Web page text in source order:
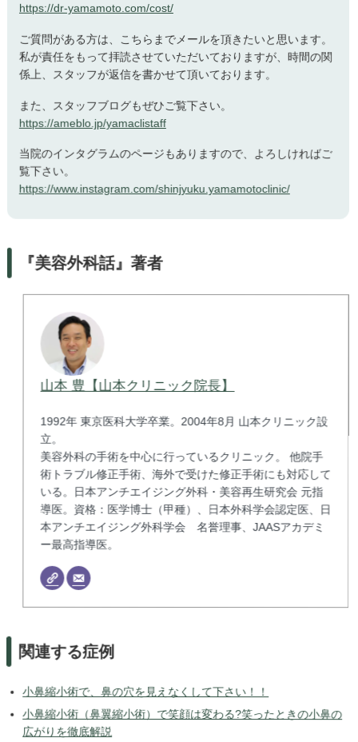
https://dr-yamamoto.com/cost/
ご質問がある方は、こちらまでメールを頂きたいと思います。
私が責任をもって拝読させていただいておりますが、時間の関
係上、スタッフが返信を書かせて頂いております。
また、スタッフブログもぜひご覧下さい。
https://ameblo.jp/yamaclistaff
当院のインタグラムのページもありますので、よろしければご
覧下さい。
https://www.instagram.com/shinjyuku.yamamotoclinic/
『美容外科話』著者
山本 豊【山本クリニック院長】
1992年 東京医科大学卒業。2004年8月 山本クリニック設
立。
美容外科の手術を中心に行っているクリニック。 他院手
術トラブル修正手術、海外で受けた修正手術にも対応して
いる。日本アンチエイジング外科・美容再生研究会 元指
導医。資格：医学博士（甲種）、日本外科学会認定医、日
本アンチエイジング外科学会 名誉理事、JAASアカデミ
ー最高指導医。
関連する症例
小鼻縮小術で、鼻の穴を見えなくして下さい！！
小鼻縮小術（鼻翼縮小術）で笑顔は変わる?笑ったときの小鼻の
広がりを徹底解説